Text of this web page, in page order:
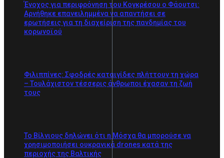
Ένοχος για περιφρόνηση του Κογκρέσου ο Φάουτσι:
Αρνήθηκε επανειλημμένα να απαντήσει σε
ερωτήσεις για τη διαχείριση της πανδημίας του
κορωνοϊού
Φιλιππίνες: Σφοδρές καταιγίδες πλήττουν τη χώρα
– Τουλάχιστον τέσσερις άνθρωποι έχασαν τη ζωή
τους
Το Βίλνιους δηλώνει ότι η Μόσχα θα μπορούσε να
χρησιμοποιήσει ουκρανικά drones κατά της
περιοχής της Βαλτικής